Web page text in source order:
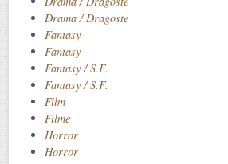
Drama / Dragoste
Fantasy
Fantasy
Fantasy / S.F.
Fantasy / S.F.
Film
Filme
Horror
Horror